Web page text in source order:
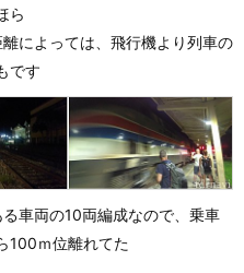
ら
によっては、飛行機より列車の
です
車両の10両編成なので、乗車
100ｍ位離れてた